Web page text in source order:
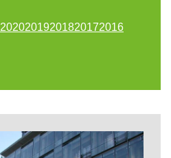
20202019201820172016